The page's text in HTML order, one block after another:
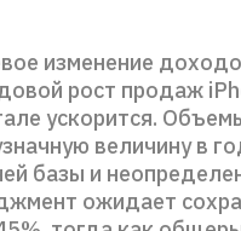
изменение
рост продаж
ускорится.
величину в
базы и
ожидает